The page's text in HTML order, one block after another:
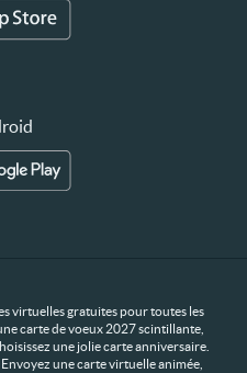
virtuelles gratuites pour toutes les
carte de voeux 2027 scintillante,
une jolie carte anniversaire.
une carte virtuelle animée,